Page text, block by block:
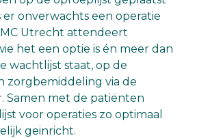
er onverwachts een operatie
Utrecht attendeert
het een optie is én meer dan
wachtlijst staat, op de
zorgbemiddeling via de
Samen met de patiënten
voor operaties zo optimaal
geinricht.